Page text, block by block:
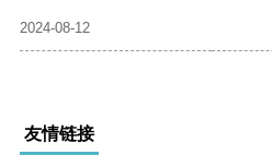
2024-08-12
友情链接